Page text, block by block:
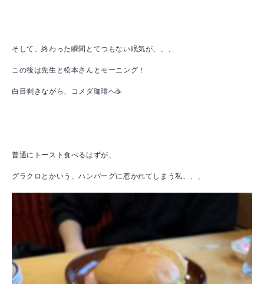
そして、終わった瞬間とてつもない眠気が、、、
この後は先生と松本さんとモーニング！
白目剥きながら、コメダ珈琲へ☕
普通にトースト食べるはずが、
グラクロとかいう、ハンバーグに惹かれてしまう私、、、